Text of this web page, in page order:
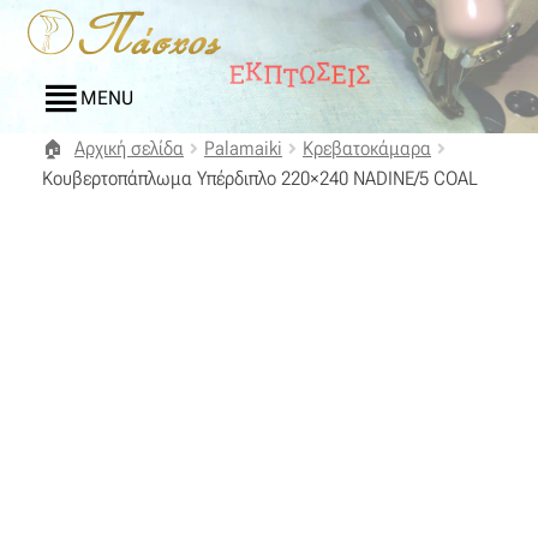
Απευθείας
μετάβαση
στην
πλοήγηση
Μετάβαση
σε
περιεχόμενο
MENU
ΑρχικήΑρχική σελίδα Palamaiki
Κρεβατοκάμαρα
Κουβερτοπάπλωμα Υπέρδιπλο 220×240 NADINE/5 COAL